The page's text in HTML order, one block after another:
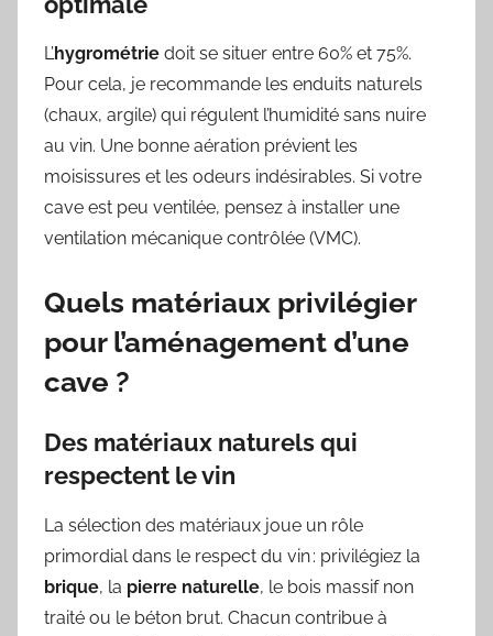
L’hygrométrie doit se situer entre 60% et 75%.
Pour cela, je recommande les enduits naturels
(chaux, argile) qui régulent l’humidité sans nuire
au vin. Une bonne aération prévient les
moisissures et les odeurs indésirables. Si votre
cave est peu ventilée, pensez à installer une
ventilation mécanique contrôlée (VMC).
Quels matériaux privilégier
pour l’aménagement d’une
cave ?
Des matériaux naturels qui
respectent le vin
La sélection des matériaux joue un rôle
primordial dans le respect du vin : privilégiez la
brique, la pierre naturelle, le bois massif non
traité ou le béton brut. Chacun contribue à